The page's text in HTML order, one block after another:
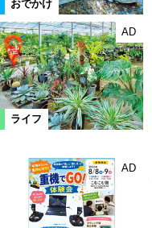
おでかけ
ライフ
AD
AD